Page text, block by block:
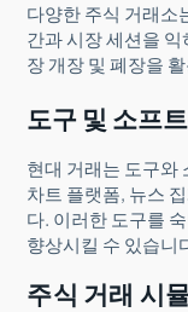
다양한 주식 거래소
간과 시장 세션을
장 개장 및 폐장을
도구 및 소프
현대 거래는 도구와
차트 플랫폼, 뉴스
다. 이러한 도구를
향상시킬 수 있습니
주식 거래 시